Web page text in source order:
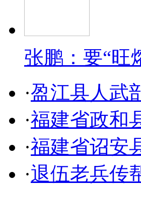
张鹏：要“旺
·盈江县人武
·福建省政和
·福建省诏安
·退伍老兵传